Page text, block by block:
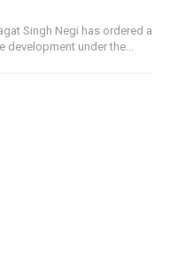
Singh Negi has ordered a
under the...